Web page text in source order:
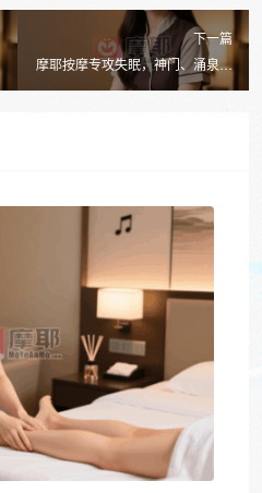
下一篇
摩耶按摩专攻失眠，神门、涌泉等
穴位助你一夜好眠